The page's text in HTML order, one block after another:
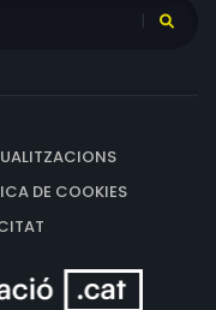
DE COOKIES